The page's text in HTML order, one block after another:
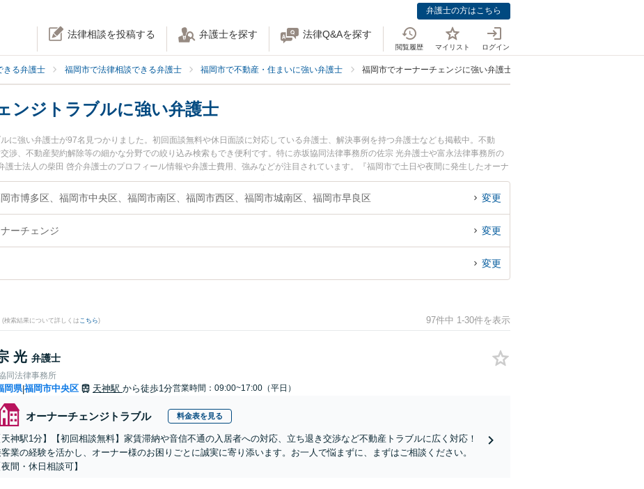
弁護士の方はこちら
法律相談を投稿する 弁護士を探す 法律Q&Aを探す
閲覧履歴 マイリスト ログイン
きる弁護士 福岡市で法律相談できる弁護士 福岡市で不動産・住まいに強い弁護士 福岡市でオーナーチェンジに強い弁護士
ンジトラブルに強い弁護士
に強い弁護士が97名見つかりました。初回面談無料や休日面談に対応している弁護士、解決事例を持つ弁護士なども掲載中。不動
渉、不動産契約解除等の細かな分野での絞り込み検索もでき便利です。特に赤坂協同法律事務所の佐宗 光弁護士や富永法律事務所の
護士法人の柴田 啓介弁護士のプロフィール情報や弁護士費用、強みなどが注目されています。『福岡市で土日や夜間に発生したオーナ
護士に相談したい』『オーナーチェンジトラブルのトラブル解決の実績豊富な近くの弁護士を検索したい』『初回相談無料でオーナー
の弁護士に相談予約したい』などでお困りの相談者さんにおすすめです。
市博多区、福岡市中央区、福岡市南区、福岡市西区、福岡市城南区、福岡市早良区 変更
ーチェンジ 変更
変更
(検索結果について詳しくは こちら) 97件中 1-30件を表示
光 弁護士
同法律事務所
岡県|福岡市中央区 天神駅 から徒歩1分営業時間：09:00~17:00（平日）
オーナーチェンジトラブル 料金表を見る
天神駅1分】【初回相談無料】家賃滞納や音信不通の入居者への対応、立ち退き交渉など不動産トラブルに広く対応！
業の経験を活かし、オーナー様のお困りごとに誠実に寄り添います。お一人で悩まずに、まずはご相談ください。
夜間・休日相談可】